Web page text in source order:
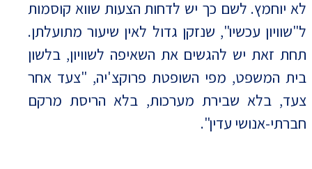
לא יוחמץ. לשם כך יש לדחות הצעות שווא קוסמות
ל"שוויון עכשיו", שנזקן גדול לאין שיעור מתועלתן.
תחת זאת יש להגשים את השאיפה לשוויון, בלשון
בית המשפט, מפי השופטת פרוקצ'יה, "צעד אחר
צעד, בלא שבירת מערכות, בלא הריסת מרקם
חברתי-אנושי עדין".